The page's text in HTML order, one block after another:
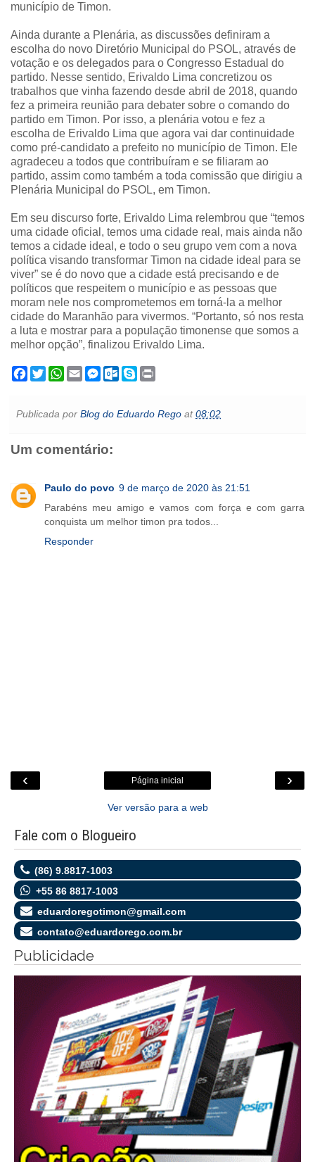
município de Timon.
Ainda durante a Plenária, as discussões definiram a
escolha do novo Diretório Municipal do PSOL, através de
votação e os delegados para o Congresso Estadual do
partido. Nesse sentido, Erivaldo Lima concretizou os
trabalhos que vinha fazendo desde abril de 2018, quando
fez a primeira reunião para debater sobre o comando do
partido em Timon. Por isso, a plenária votou e fez a
escolha de Erivaldo Lima que agora vai dar continuidade
como pré-candidato a prefeito no município de Timon. Ele
agradeceu a todos que contribuíram e se filiaram ao
partido, assim como também a toda comissão que dirigiu a
Plenária Municipal do PSOL, em Timon.
Em seu discurso forte, Erivaldo Lima relembrou que “temos
uma cidade oficial, temos uma cidade real, mais ainda não
temos a cidade ideal, e todo o seu grupo vem com a nova
política visando transformar Timon na cidade ideal para se
viver” se é do novo que a cidade está precisando e de
políticos que respeitem o município e as pessoas que
moram nele nos comprometemos em torná-la a melhor
cidade do Maranhão para vivermos. “Portanto, só nos resta
a luta e mostrar para a população timonense que somos a
melhor opção”, finalizou Erivaldo Lima.
F
a
b
k
T
w
t
W
h
s
p
E
m
l
M
e
e
e
O
u
o
m
S
k
e
t
Publicada por Blog do Eduardo Rego at08:02
Um comentário:
Paulo do povo 9 de março de 2020 às 21:51
Parabéns meu amigo e vamos com força e com garra
conquista um melhor timon pra todos...
Responder
‹ ›
Página inicial
Ver versão para a web
Fale com o Blogueiro
(86) 9.8817-1003
+55 86 8817-1003
eduardoregotimon@gmail.com
contato@eduardorego.com.br
Publicidade